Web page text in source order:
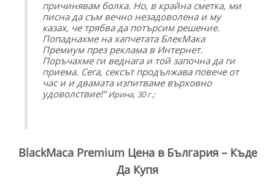
причинявам болка. Но, в крайна сметка, ми
писна да съм вечно незадоволена и му
казах, че трябва да потърсим решение.
Попаднахме на хапчетата БлекМака
Премиум през реклама в Интернет.
Поръчахме ги веднага и той започна да ги
приема. Сега, сексът продължава повече от
час и и двамата изпитваме върховно
удоволствие!“Ирина, 30 г.;
BlackMaca Premium Цена в България – Къде
Да Купя